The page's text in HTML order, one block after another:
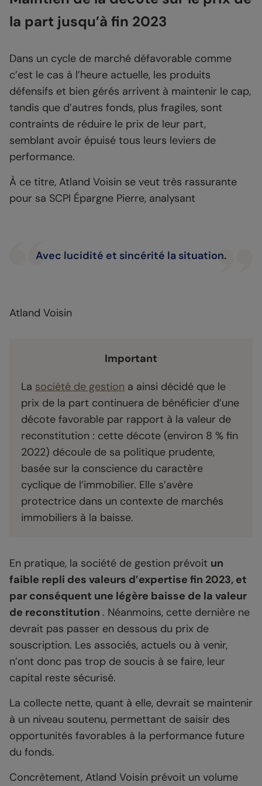
la part jusqu’à fin 2023
Dans un cycle de marché défavorable comme
c’est le cas à l’heure actuelle, les produits
défensifs et bien gérés arrivent à maintenir le cap,
tandis que d’autres fonds, plus fragiles, sont
contraints de réduire le prix de leur part,
semblant avoir épuisé tous leurs leviers de
performance.
À ce titre, Atland Voisin se veut très rassurante
pour sa SCPI Épargne Pierre, analysant
Avec lucidité et sincérité la situation.
Atland Voisin
Important
La société de gestion a ainsi décidé que le
prix de la part continuera de bénéficier d’une
décote favorable par rapport à la valeur de
reconstitution : cette décote (environ 8 % fin
2022) découle de sa politique prudente,
basée sur la conscience du caractère
cyclique de l’immobilier. Elle s’avère
protectrice dans un contexte de marchés
immobiliers à la baisse.
En pratique, la société de gestion prévoit un
faible repli des valeurs d’expertise fin 2023, et
par conséquent une légère baisse de la valeur
de reconstitution . Néanmoins, cette dernière ne
devrait pas passer en dessous du prix de
souscription. Les associés, actuels ou à venir,
n’ont donc pas trop de soucis à se faire, leur
capital reste sécurisé.
La collecte nette, quant à elle, devrait se maintenir
à un niveau soutenu, permettant de saisir des
opportunités favorables à la performance future
du fonds.
Concrètement, Atland Voisin prévoit un volume